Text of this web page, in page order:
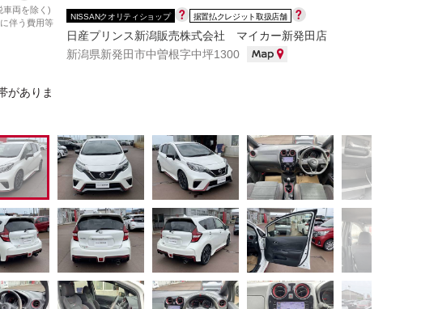
両を除く)
伴う費用等
がありま
NISSANクオリティショップ 据置払クレジット取扱店舗
日産プリンス新潟販売株式会社 マイカー新発田店
新潟県新発田市中曽根字中坪1300